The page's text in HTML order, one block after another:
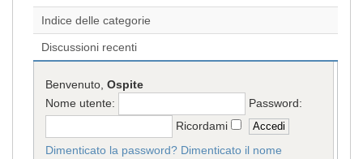
Indice delle categorie
Discussioni recenti
Benvenuto,Ospite
Nome utente:
Password:
Ricordami
Dimenticato la password? Dimenticato il nome